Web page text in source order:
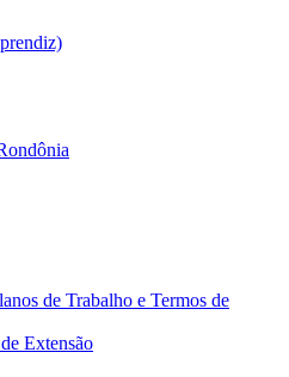
de Trabalho e Termos de
Extensão